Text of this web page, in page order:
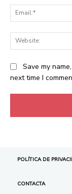
POLÍTICA DE
CONTACTA